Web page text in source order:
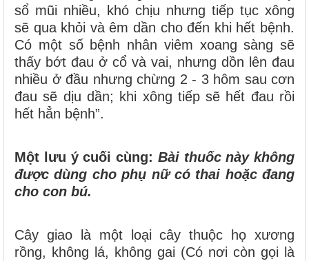
sổ mũi nhiều, khó chịu nhưng tiếp tục xông
sẽ qua khỏi và êm dần cho đến khi hết bệnh.
Có một số bệnh nhân viêm xoang sàng sẽ
thấy bớt đau ở cổ và vai, nhưng dồn lên đau
nhiều ở đầu nhưng chừng 2 - 3 hôm sau cơn
đau sẽ dịu dần; khi xông tiếp sẽ hết đau rồi
hết hẳn bệnh”.
Một lưu ý cuối cùng: Bài thuốc này không
được dùng cho phụ nữ có thai hoặc đang
cho con bú.
Cây giao là một loại cây thuộc họ xương
rồng, không lá, không gai (Có nơi còn gọi là